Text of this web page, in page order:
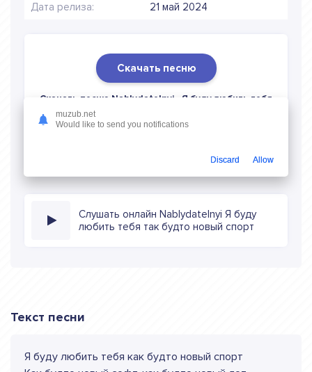
Дата релиза: 21 май 2024
Скачать песню
Скачать песню Nablydatelnyi - Я буду любить тебя
так будто новый спорт
320 кбитс) бесплатно или слушать музыку в режиме
Слушать онлайн Nablydatelnyi Я буду
любить тебя так будто новый спорт
Текст песни
Я буду любить тебя как будто новый спорт
muzub.net
Would like to send you notifications
Discard Allow